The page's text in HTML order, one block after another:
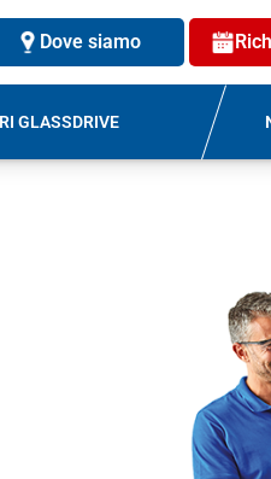
Dove siamo
GLASSDRIVE